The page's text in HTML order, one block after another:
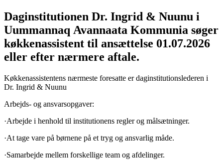
Daginstitutionen Dr. Ingrid & Nuunu i
Uummannaq Avannaata Kommunia søger
køkkenassistent til ansættelse 01.07.2026
eller efter nærmere aftale.
Køkkenassistentens nærmeste foresatte er daginstitutionslederen i
Dr. Ingrid & Nuunu
Arbejds- og ansvarsopgaver:
·Arbejde i henhold til institutionens regler og målsætninger.
·At tage vare på børnene på et tryg og ansvarlig måde.
·Samarbejde mellem forskellige team og afdelinger.